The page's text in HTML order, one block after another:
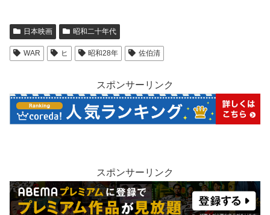
日本映画 昭和二十年代
WAR ヒ 昭和28年 佐伯清
スポンサーリンク
スポンサーリンク